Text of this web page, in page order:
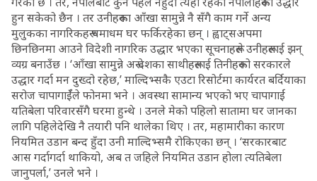
हुन सकेको छैन । तर उनीहरूका आँखा सामुन्ने नै सँगै काम गर्ने अन्य
मुलुकका नागरिकहरू धमाधम घर फर्किरहेका छन् । ह्वाट्सअपमा
छिनछिनमा आउने विदेशी नागरिक उद्धार भएका सूचनाहरूले उनीहरूलाई झन्
व्यग्र बनाउँछ । ‘आँखा सामुन्ने अरू देशका साथीहरूलाई तिनीहरूको सरकारले
उद्धार गर्दा मन दुख्दो रहेछ,’ माल्दिभ्सकै एउटा रिसोर्टमा कार्यरत बर्दियाका
सरोज चापागाईँले फोनमा भने । अवस्था सामान्य भएको भए चापागाईं
यतिबेला परिवारसँगै घरमा हुन्थे । उनले मेको पहिलो सातामा घर जानका
लागि पहिलेदेखि नै तयारी पनि थालेका थिए । तर, महामारीका कारण
नियमित उडान बन्द हुँदा उनी माल्दिभ्समै रोकिएका छन् । ‘सरकारबाट
आस गर्दागर्दा थाकियो, अब त जहिले नियमित उडान होला त्यतिबेला
जानुपर्ला,’ उनले भने ।